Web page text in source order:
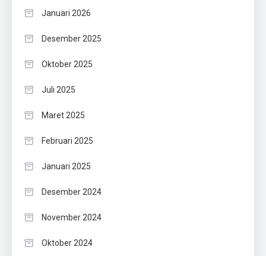
Januari 2026
Desember 2025
Oktober 2025
Juli 2025
Maret 2025
Februari 2025
Januari 2025
Desember 2024
November 2024
Oktober 2024